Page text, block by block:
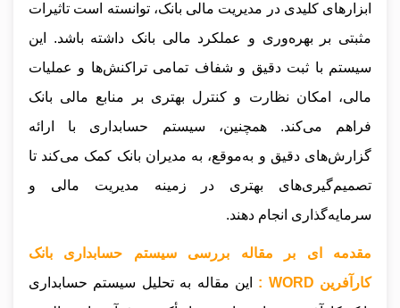
ابزارهای کلیدی در مدیریت مالی بانک، توانسته است تاثیرات
مثبتی بر بهره‌وری و عملکرد مالی بانک داشته باشد. این
سیستم با ثبت دقیق و شفاف تمامی تراکنش‌ها و عملیات
مالی، امکان نظارت و کنترل بهتری بر منابع مالی بانک
فراهم می‌کند. همچنین، سیستم حسابداری با ارائه
گزارش‌های دقیق و به‌موقع، به مدیران بانک کمک می‌کند تا
تصمیم‌گیری‌های بهتری در زمینه مدیریت مالی و
سرمایه‌گذاری انجام دهند.
مقدمه ای بر مقاله بررسی سیستم حسابداری بانک
کارآفرین WORD :
این مقاله به تحلیل سیستم حسابداری